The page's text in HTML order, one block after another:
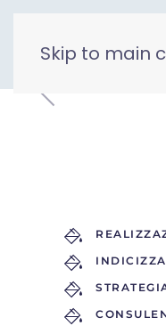
Skip to main